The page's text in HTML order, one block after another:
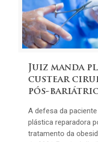
Juiz manda
custear
pós-
A defesa da
plástica reparadora
tratamento da